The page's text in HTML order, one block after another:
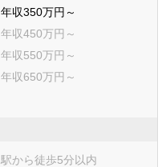
年収350万円～
年収450万円～
年収550万円～
年収650万円～
駅から徒歩5分以内